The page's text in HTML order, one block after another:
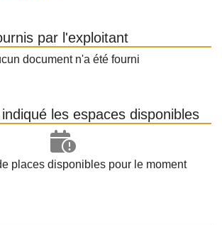
par l'exploitant
document n'a été fourni
les espaces disponibles
places disponibles pour le moment